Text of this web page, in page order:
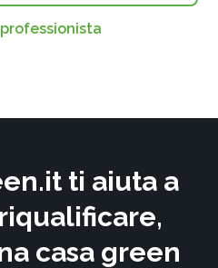
ti aiuta a
casa green